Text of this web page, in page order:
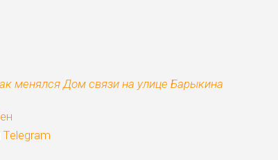
менялся Дом связи на улице Барыкина
Telegram